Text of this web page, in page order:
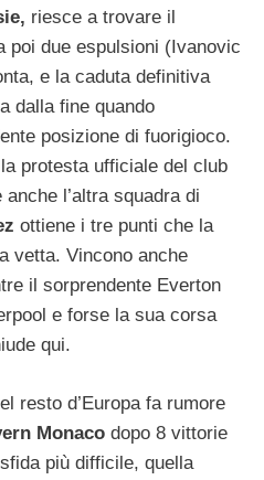
riesce a trovare il
poi due espulsioni (Ivanovic
e la caduta definitiva
dalla fine quando
posizione di fuorigioco.
protesta ufficiale del club
l’altra squadra di
ottiene i tre punti che la
vetta. Vincono anche
il sorprendente Everton
e forse la sua corsa
qui.
resto d’Europa fa rumore
Monaco dopo 8 vittorie
più difficile, quella